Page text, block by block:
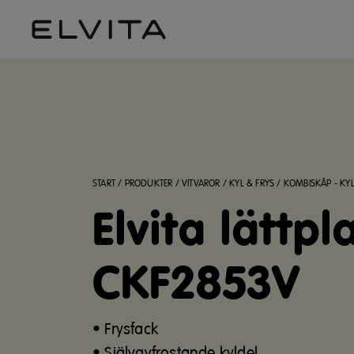
START / PRODUKTER /VITVAROR /KYL & FRYS / KOMBISKÅP -
Elvita
CKF2853V
• Frysfack